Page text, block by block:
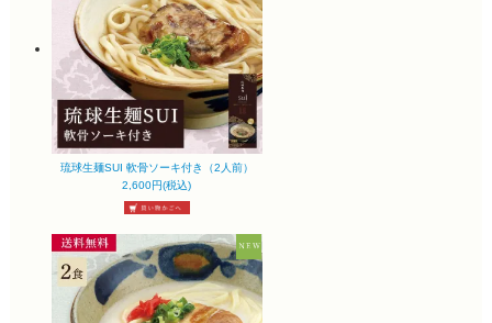
琉球生麺SUI 軟骨ソーキ付き（2人前）
2,600円(税込)